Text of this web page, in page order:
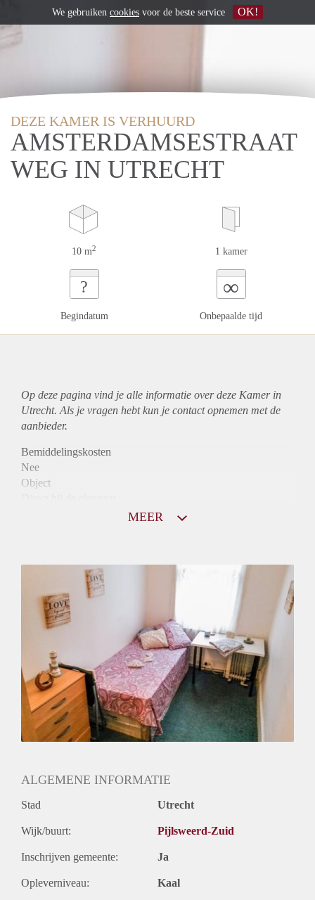
DEZE KAMER IS VERHUURD
AMSTERDAMSESTRAAT
WEG IN UTRECHT
10 m2 1 kamer
?
Begindatum
∞
Onbepaalde tijd
Op deze pagina vind je alle informatie over deze Kamer in
Utrecht. Als je vragen hebt kun je contact opnemen met de
aanbieder.
Bemiddelingskosten
Nee
Object
Mogelijk
Inkomen eis
N.V.T.
Onbepaalde termijn
Oplevering
Kaal
MEER
ALGEMENE INFORMATIE
Stad Utrecht
Wijk/buurt: Pijlsweerd-Zuid
Inschrijven gemeente: Ja
Opleverniveau: Kaal
We gebruiken cookies voor de beste service OK!